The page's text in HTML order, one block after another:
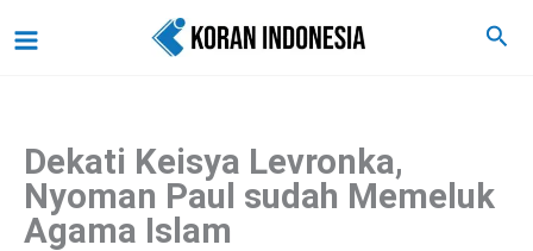
ke
Cari
Dekati Keisya Levronka,
Nyoman Paul sudah Memeluk
Agama Islam
a